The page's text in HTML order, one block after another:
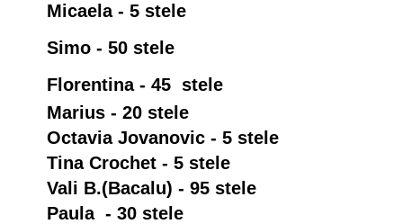
Micaela - 5 stele
Simo - 50 stele
Florentina - 45 stele
Marius - 20 stele
Octavia Jovanovic - 5 stele
Tina Crochet - 5 stele
Vali B.(Bacalu) - 95 stele
Paula - 30 stele